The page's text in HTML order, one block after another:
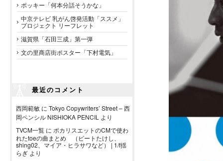
ポッキー「何本分話そうかな」
中京テレビ 乳がん啓発活動「ススメ」
プロジェクト リーフレット
滋賀県「石田三成」第一弾
文の里商店街ポスター「下村電気」
最近のコメント
西岡範敏 に Tokyo Copywriters’ Street – 西
岡ペンシル NISHIOKA PENCIL より
TVCM一覧 に ポカリスエットのCMで使わ
れたtoeの曲まとめ （ビートたけし、
shing02、マイア・ヒラサワなど） | 1/f揺
らぎ より